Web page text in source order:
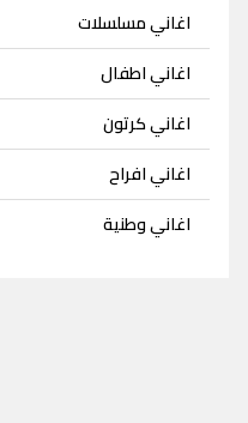
اغاني مسلسلات
اغاني اطفال
اغاني كرتون
اغاني افراح
اغاني وطنية